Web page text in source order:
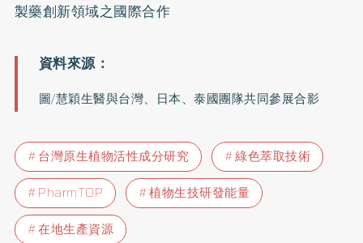
製藥創新領域之國際合作
圖/慧穎生醫與台灣、日本、泰國團隊共同參展合影
台灣原生植物活性成分研究
綠色萃取技術
PharmTOP
植物生技研發能量
在地生產資源